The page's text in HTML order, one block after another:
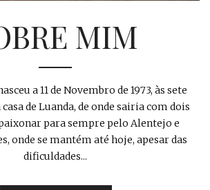
MIM
a 11 de Novembro de 1973, às sete
de Luanda, de onde sairia com dois
para sempre pelo Alentejo e
onde se mantém até hoje, apesar das
dificuldades...